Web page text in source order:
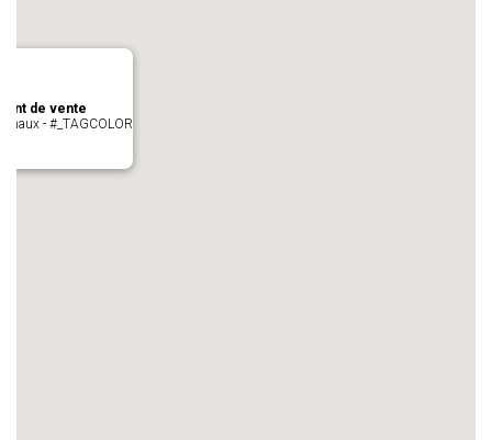
de vente
- #_TAGCOLOR